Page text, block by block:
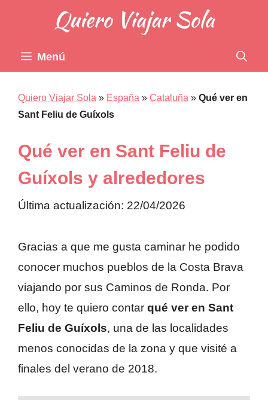
contenido
Menú
Quiero Viajar Sola » España » Cataluña » Qué ver en
Sant Feliu de Guíxols
Qué ver en Sant Feliu de
Guíxols y alrededores
Última actualización: 22/04/2026
Gracias a que me gusta caminar he podido
conocer muchos pueblos de la Costa Brava
viajando por sus Caminos de Ronda. Por
ello, hoy te quiero contar qué ver en Sant
Feliu de Guíxols, una de las localidades
menos conocidas de la zona y que visité a
finales del verano de 2018.